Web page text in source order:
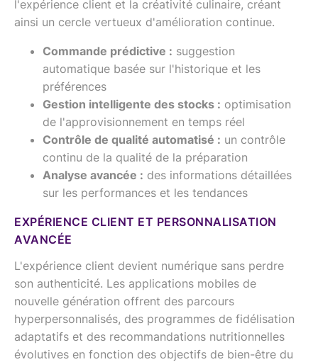
l'expérience client et la créativité culinaire, créant
ainsi un cercle vertueux d'amélioration continue.
Commande prédictive : suggestion
automatique basée sur l'historique et les
préférences
Gestion intelligente des stocks : optimisation
de l'approvisionnement en temps réel
Contrôle de qualité automatisé : un contrôle
continu de la qualité de la préparation
Analyse avancée : des informations détaillées
sur les performances et les tendances
EXPÉRIENCE CLIENT ET PERSONNALISATION
AVANCÉE
L'expérience client devient numérique sans perdre
son authenticité. Les applications mobiles de
nouvelle génération offrent des parcours
hyperpersonnalisés, des programmes de fidélisation
adaptatifs et des recommandations nutritionnelles
évolutives en fonction des objectifs de bien-être du